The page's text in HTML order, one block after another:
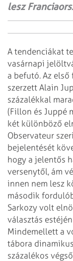
lesz
A tendenciákat
vasárnapi
a befutó. Az
szerzett Alain
százalékkal
(Fillon és Juppé
két különböző
Observateur
bejelentését
hogy a jelentős
versenytől, ám
innen nem lesz
második
Sarkozy volt
választás
Mindemellett a
tábora
százalékos